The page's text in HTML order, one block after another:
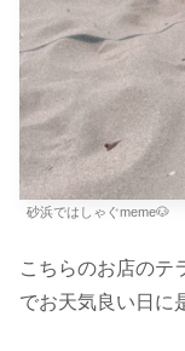
砂浜ではしゃぐmeme🐶
こちらのお店のテ
でお天気良い日に